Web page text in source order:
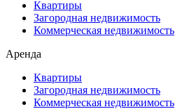
Квартиры
Загородная недвижимость
Коммерческая недвижимость
Аренда
Квартиры
Загородная недвижимость
Коммерческая недвижимость